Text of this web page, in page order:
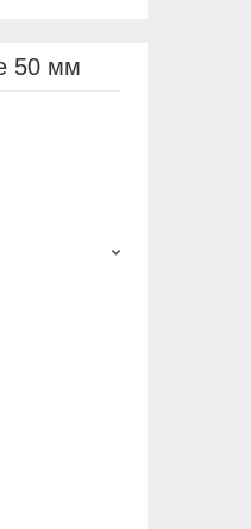
50 мм